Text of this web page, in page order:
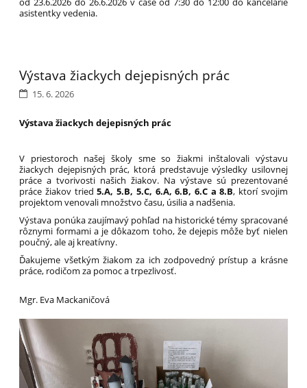
asistentky vedenia.
Výstava žiackych dejepisných prác
15. 6. 2026
Výstava žiackych dejepisných prác
V priestoroch našej školy sme so žiakmi inštalovali výstavu
žiackych dejepisných prác, ktorá predstavuje výsledky usilovnej
práce a tvorivosti našich žiakov. Na výstave sú prezentované
práce žiakov tried5.A, 5.B, 5.C, 6.A, 6.B, 6.C a 8.B, ktorí svojim
projektom venovali množstvo času, úsilia a nadšenia.
Výstava ponúka zaujímavý pohľad na historické témy spracované
rôznymi formami a je dôkazom toho, že dejepis môže byť nielen
poučný, ale aj kreatívny.
Ďakujeme všetkým žiakom za ich zodpovedný prístup a krásne
práce, rodičom za pomoc a trpezlivosť.
Mgr. Eva Mackaničová